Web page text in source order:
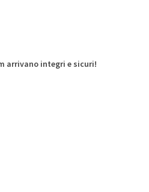
arrivano integri e sicuri!